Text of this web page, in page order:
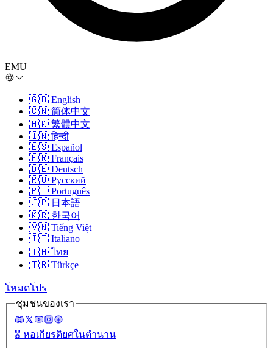
EMU
🇬🇧 English
🇨🇳 简体中文
🇭🇰 繁體中文
🇮🇳 हिन्दी
🇪🇸 Español
🇫🇷 Français
🇩🇪 Deutsch
🇷🇺 Русский
🇵🇹 Português
🇯🇵 日本語
🇰🇷 한국어
🇻🇳 Tiếng Việt
🇮🇹 Italiano
🇹🇭 ไทย
🇹🇷 Türkçe
โหมดโปร
ชุมชนของเรา
🎖️ หอเกียรติยศในตํานาน